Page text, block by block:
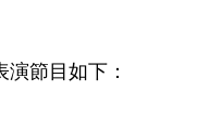
節目如下：